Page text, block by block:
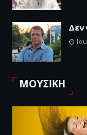
Δεν
ΜΟΥΣΙΚΗ